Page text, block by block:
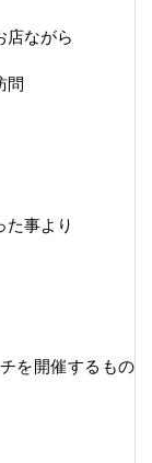
店ながら
問
た事より
を開催するもの